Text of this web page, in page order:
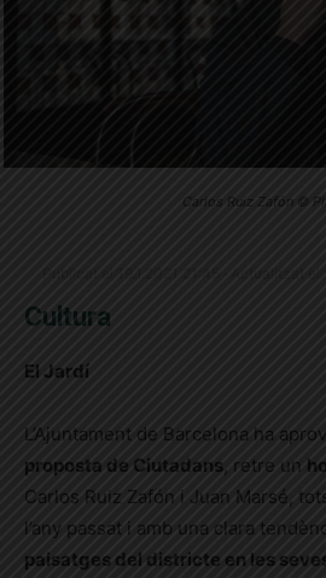
Carlos Ruiz Zafón ©
Cultura
El Jardí
L’Ajuntament de Barcelona ha
proposta de Ciutadans , retre un
Carlos Ruiz Zafón i Juan Marsé,
l’any passat i amb una clara
paisatges del districte en les